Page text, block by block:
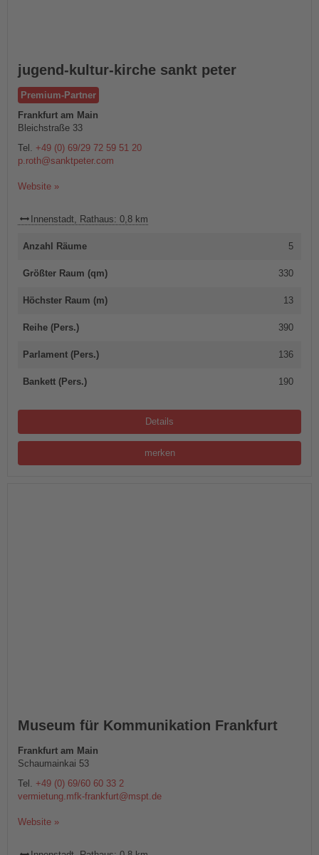
jugend-kultur-kirche sankt peter
Premium-Partner
Frankfurt am Main
Bleichstraße 33
Tel. +49 (0) 69/29 72 59 51 20
p.roth@sanktpeter.com
Website »
Innenstadt, Rathaus: 0,8 km
Anzahl Räume 5
Größter Raum (qm) 330
Höchster Raum (m) 13
Reihe (Pers.) 390
Parlament (Pers.) 136
Bankett (Pers.) 190
Details
merken
Museum für Kommunikation Frankfurt
Frankfurt am Main
Schaumainkai 53
Tel. +49 (0) 69/60 60 33 2
vermietung.mfk-frankfurt@mspt.de
Website »